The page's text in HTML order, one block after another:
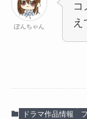
ぽんちゃん
コ
え
ドラマ作品情報